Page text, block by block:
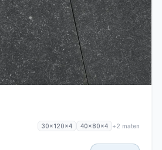
30x120x4 40x80x4 +2 maten